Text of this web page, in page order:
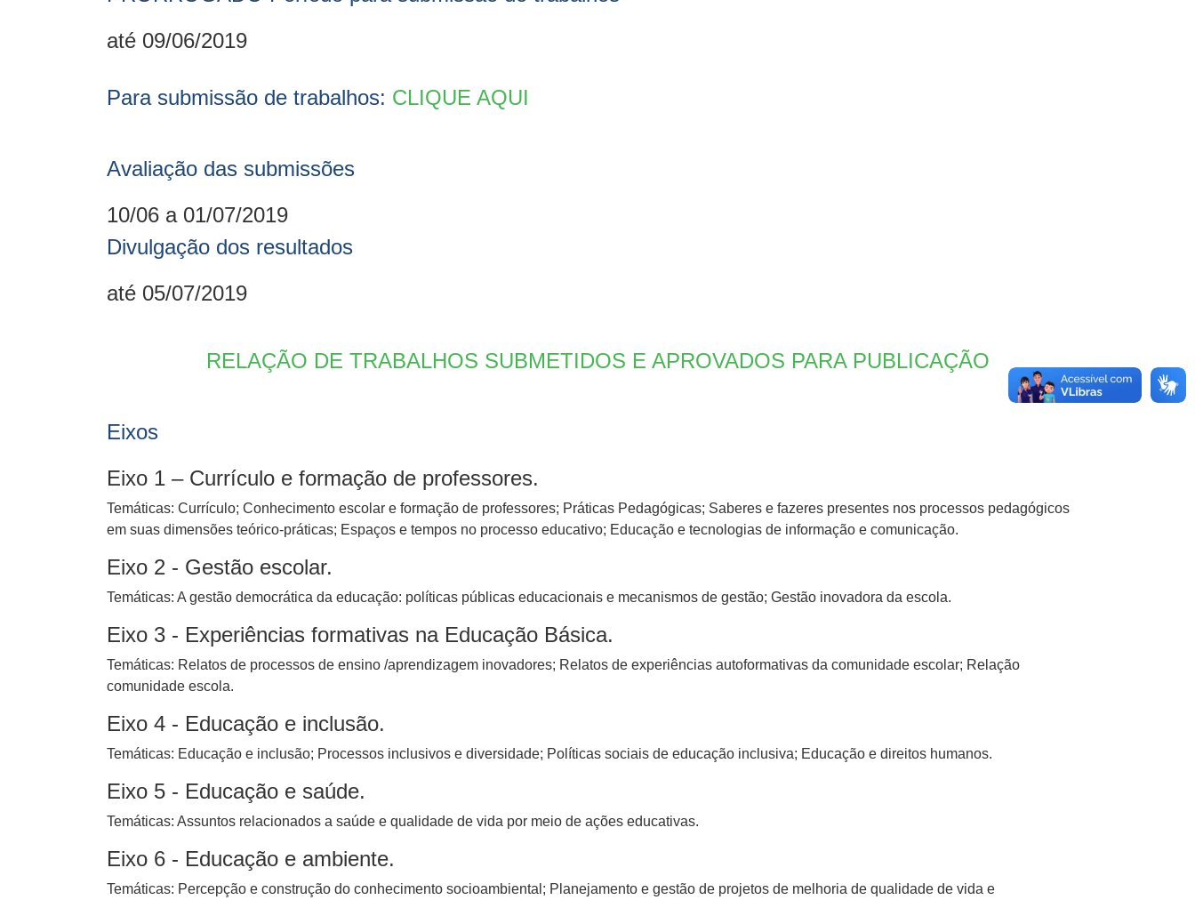
até 09/06/2019
Para submissão de trabalhos: CLIQUE AQUI
Avaliação das submissões
10/06 a 01/07/2019
Divulgação dos resultados
até 05/07/2019
RELAÇÃO DE TRABALHOS SUBMETIDOS E APROVADOS PARA PUBLICAÇÃO
Eixos
Eixo 1 – Currículo e formação de professores.
Temáticas: Currículo; Conhecimento escolar e formação de professores; Práticas Pedagógicas; Saberes e fazeres presentes nos processos pedagógicos
em suas dimensões teórico-práticas; Espaços e tempos no processo educativo; Educação e tecnologias de informação e comunicação.
Eixo 2 - Gestão escolar.
Temáticas: A gestão democrática da educação: políticas públicas educacionais e mecanismos de gestão; Gestão inovadora da escola.
Eixo 3 - Experiências formativas na Educação Básica.
Temáticas: Relatos de processos de ensino /aprendizagem inovadores; Relatos de experiências autoformativas da comunidade escolar; Relação
comunidade escola.
Eixo 4 - Educação e inclusão.
Temáticas: Educação e inclusão; Processos inclusivos e diversidade; Políticas sociais de educação inclusiva; Educação e direitos humanos.
Eixo 5 - Educação e saúde.
Temáticas: Assuntos relacionados a saúde e qualidade de vida por meio de ações educativas.
Eixo 6 - Educação e ambiente.
Temáticas: Percepção e construção do conhecimento socioambiental; Planejamento e gestão de projetos de melhoria de qualidade de vida e